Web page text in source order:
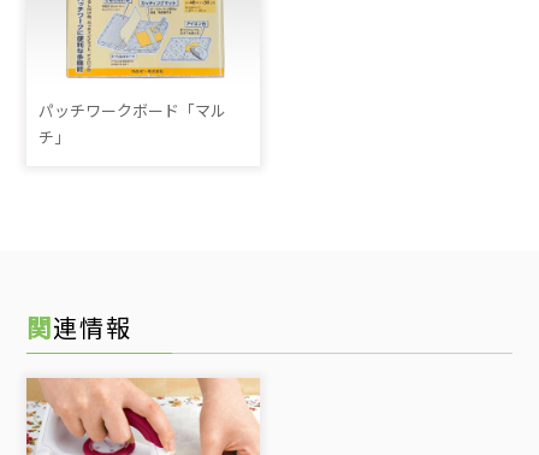
パッチワークボード「マル
チ」
関連情報